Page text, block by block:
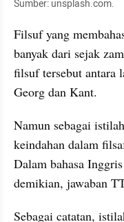
Sumber: unsplash.com.
Filsuf yang
banyak dari sejak
filsuf tersebut antara
Georg dan Kant.
Namun sebagai
keindahan dalam
Dalam bahasa
demikian, jawaban
Sebagai catatan,